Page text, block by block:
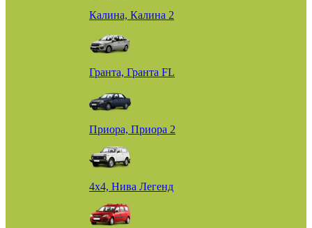
Калина, Калина 2
Гранта, Гранта FL
Приора, Приора 2
4х4, Нива Легенд